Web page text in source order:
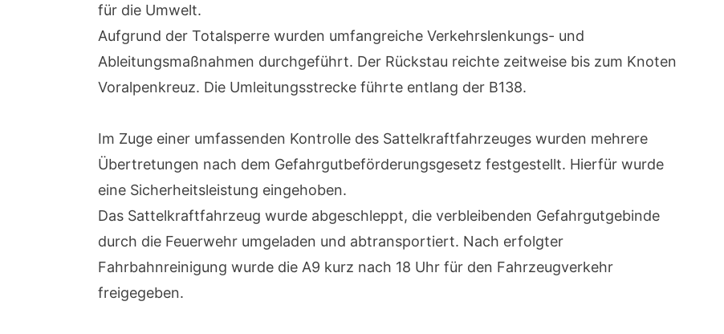
für die Umwelt.
Aufgrund der Totalsperre wurden umfangreiche Verkehrslenkungs- und
Ableitungsmaßnahmen durchgeführt. Der Rückstau reichte zeitweise bis zum Knoten
Voralpenkreuz. Die Umleitungsstrecke führte entlang der B138.
Im Zuge einer umfassenden Kontrolle des Sattelkraftfahrzeuges wurden mehrere
Übertretungen nach dem Gefahrgutbeförderungsgesetz festgestellt. Hierfür wurde
eine Sicherheitsleistung eingehoben.
Das Sattelkraftfahrzeug wurde abgeschleppt, die verbleibenden Gefahrgutgebinde
durch die Feuerwehr umgeladen und abtransportiert. Nach erfolgter
Fahrbahnreinigung wurde die A9 kurz nach 18 Uhr für den Fahrzeugverkehr
freigegeben.